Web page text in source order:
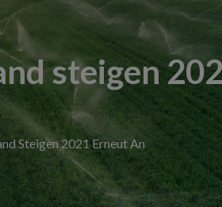
steigen
Steigen 2021 Erneut An